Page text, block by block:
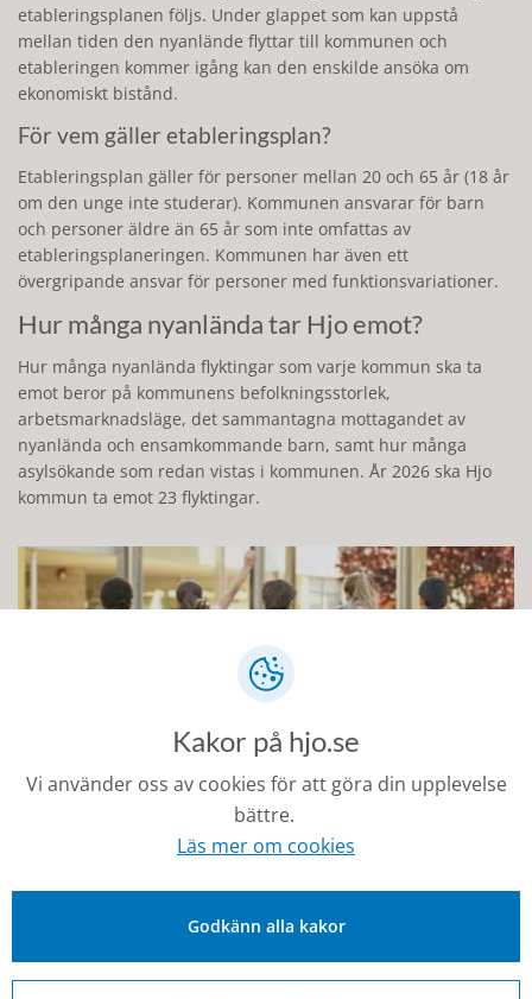
etableringsplanen följs. Under glappet som kan uppstå
mellan tiden den nyanlände flyttar till kommunen och
etableringen kommer igång kan den enskilde ansöka om
ekonomiskt bistånd.
För vem gäller etableringsplan?
Etableringsplan gäller för personer mellan 20 och 65 år (18 år
om den unge inte studerar). Kommunen ansvarar för barn
och personer äldre än 65 år som inte omfattas av
etableringsplaneringen. Kommunen har även ett
övergripande ansvar för personer med funktionsvariationer.
Hur många nyanlända tar Hjo emot?
Hur många nyanlända flyktingar som varje kommun ska ta
emot beror på kommunens befolkningsstorlek,
arbetsmarknadsläge, det sammantagna mottagandet av
nyanlända och ensamkommande barn, samt hur många
asylsökande som redan vistas i kommunen. År 2026 ska Hjo
kommun ta emot 23 flyktingar.
Ensamkommande barn och ungdomar
För de barn som kommer till Sverige utan föräldrar eller
andra vårdnadshavare har varje kommun ett särskilt
Kakor på hjo.se
Vi använder oss av cookies för att göra din upplevelse
bättre.
Läs mer om cookies
Godkänn alla kakor